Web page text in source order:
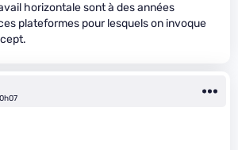
horizontale sont à des années
plateformes pour lesquels on invoque